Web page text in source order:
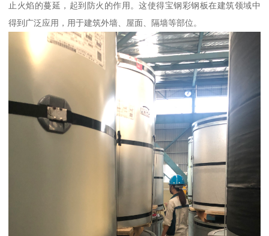
止火焰的蔓延，起到防火的作用。这使得宝钢彩钢板在建筑领域中
得到广泛应用，用于建筑外墙、屋面、隔墙等部位。